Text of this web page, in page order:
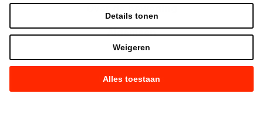
Alles toestaan
Weigeren
Details tonen
Over de beweging
Algemeen
Laatste nieuws